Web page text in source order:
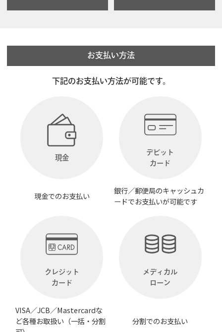
お支払い方法
下記のお支払い方法が可能です。
現金
現金でのお支払い
デビット
カード
銀行／郵便局のキャッシュカ
ードでお支払いが可能です
クレジット
カード
VISA／JCB／Mastercardな
ど各種お取扱い（一括・分割
メディカル
ローン
分割でのお支払い